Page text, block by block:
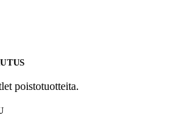
poistotuotteita.